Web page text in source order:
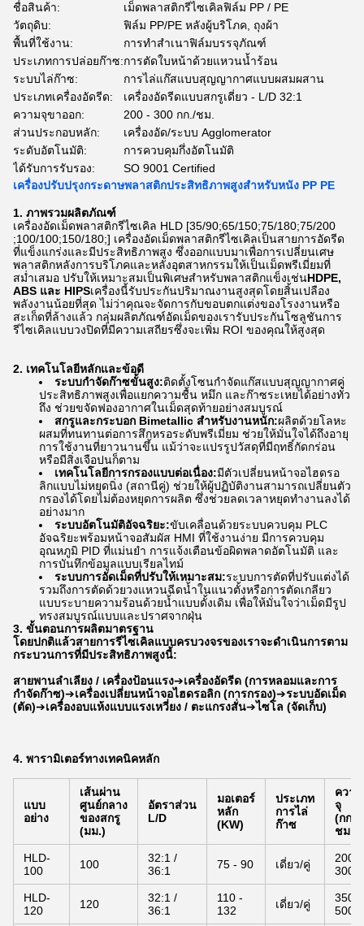
ชื่อสินค้า:
เม็ดพลาสติกรีไซเคิลฟิล์ม PP / PE
วัตถุดิบ:
ฟิล์ม PP/PE หลังผู้บริโภค, ถุงผ้า
พื้นที่ใช้งาน:
การทำสำเนาฟิล์มบรรจุภัณฑ์
ประเภทการปล่อยก๊าซ:การตัดใบหน้าด้วยแหวนน้ำร้อน
ระบบไล่ก๊าซ:
การไล่แก๊สแบบสุญญากาศแบบผสมผสาน
ประเภทเครื่องอัดรีด:
เครื่องอัดรีดแบบสกรูเดี่ยว - L/D 32:1
ความจุขาออก:
200 - 300 กก./ชม.
ส่วนประกอบหลัก:
เครื่องอัด/ระบบ Agglomerator
ระดับอัตโนมัติ:
การควบคุมกึ่งอัตโนมัติ
ได้รับการรับรอง:
SO 9001 Certified
เครื่องปรับปรุงกระดาษพลาสติกประสิทธิภาพสูงสําหรับหนัง PP PE
1. ภาพรวมผลิตภัณฑ์
เครื่องอัดเม็ดพลาสติกรีไซเคิล HLD [35/90;65/150;75/180;75/200
;100/100;150/180;] เครื่องอัดเม็ดพลาสติกรีไซเคิลเป็นสายการอัดรีด
ที่แข็งแกร่งและมีประสิทธิภาพสูง ซึ่งออกแบบมาเพื่อการเปลี่ยนเศษ
พลาสติกหลังการบริโภคและหลังอุตสาหกรรมให้เป็นเม็ดพรีเมี่ยมที่
สม่ำเสมอ ปรับให้เหมาะสมเป็นพิเศษสำหรับพลาสติกแข็งเช่นHDPE,
ABS และ HIPSเครื่องนี้รับประกันปริมาณงานสูงสุดโดยสิ้นเปลือง
พลังงานน้อยที่สุด ไม่ว่าคุณจะจัดการกับขอบตกแต่งของโรงงานหรือ
สะเก็ดที่ล้างแล้ว กลุ่มผลิตภัณฑ์อัดเม็ดของเรารับประกันโซลูชันการ
รีไซเคิลแบบวงปิดที่มีความเสถียรซึ่งจะเพิ่ม ROI ของคุณให้สูงสุด
2. เทคโนโลยีหลักและข้อดี
ระบบกำจัดก๊าซขั้นสูง:ติดตั้งโซนกำจัดแก๊สแบบสุญญากาศคู่
ประสิทธิภาพสูงเพื่อแยกความชื้น หมึก และก๊าซระเหยได้อย่างทั่ว
ถึง ช่วยขจัดฟองอากาศในเม็ดสุดท้ายอย่างสมบูรณ์
สกรูและกระบอก Bimetallic สำหรับงานหนัก:ผลิตด้วยโลหะ
ผสมที่ทนทานต่อการสึกหรอระดับพรีเมี่ยม ช่วยให้มั่นใจได้ถึงอายุ
การใช้งานที่ยาวนานขึ้น แม้ว่าจะแปรรูปวัสดุที่มีฤทธิ์กัดกร่อน
หรือมีสิ่งเจือปนก็ตาม
เทคโนโลยีการกรองแบบต่อเนื่อง:มีตัวเปลี่ยนหน้าจอไฮดรอ
ลิกแบบไม่หยุดนิ่ง (สถานีคู่) ช่วยให้ผู้ปฏิบัติงานสามารถเปลี่ยนตัว
กรองได้โดยไม่ต้องหยุดการผลิต ซึ่งช่วยลดเวลาหยุดทำงานลงได้
อย่างมาก
ระบบอัตโนมัติอัจฉริยะ:ขับเคลื่อนด้วยระบบควบคุม PLC
อัจฉริยะพร้อมหน้าจอสัมผัส HMI ที่ใช้งานง่าย มีการควบคุม
อุณหภูมิ PID ที่แม่นยำ การแจ้งเตือนข้อผิดพลาดอัตโนมัติ และ
การบันทึกข้อมูลแบบเรียลไทม์
ระบบการอัดเม็ดที่ปรับให้เหมาะสม:ระบบการตัดที่ปรับแต่งได้
รวมถึงการตัดด้วยวงแหวนฉีดน้ำในแนวตั้งหรือการตัดเกลียว
แบบระบายความร้อนด้วยน้ำแบบดั้งเดิม เพื่อให้มั่นใจว่าเม็ดมีรูป
ทรงสมบูรณ์แบบและปราศจากฝุ่น
3. ขั้นตอนการผลิตมาตรฐาน
โดยปกติแล้วสายการรีไซเคิลแบบครบวงจรของเราจะดำเนินการตาม
กระบวนการที่มีประสิทธิภาพสูงนี้:
สายพานลำเลียง / เครื่องป้อนแรง➔เครื่องอัดรีด (การหลอมและการ
กำจัดก๊าซ)➔เครื่องเปลี่ยนหน้าจอไฮดรอลิก (การกรอง)➔ระบบอัดเม็ด
(ตัด)➔เครื่องอบแห้งแบบแรงเหวี่ยง / ตะแกรงสั่น➔ไซโล (จัดเก็บ)
4. พารามิเตอร์ทางเทคนิคหลัก
แบบ
อย่าง
เส้นผ่าน
ศูนย์กลาง
ของสกรู
(มม.)
อัตราส่วน
L/D
มอเตอร์
หลัก
(KW)
ประเภท
การไล่
ก๊าซ
ความ
จุ
(กก./
ชม.)
HLD-
100
100
32:1 /
36:1
75 - 90 เดี่ยว/คู่
200 -
300
HLD-
120
120
32:1 /
36:1
110 -
132
เดี่ยว/คู่
350 -
500